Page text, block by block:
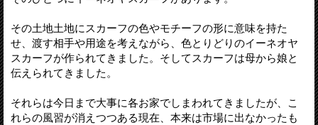
その土地土地にスカーフの色やモチーフの形に意味を持た
せ、渡す相手や用途を考えながら、色とりどりのイーネオヤ
スカーフが作られてきました。そしてスカーフは母から娘と
伝えられてきました。
それらは今日まで大事に各お家でしまわれてきましたが、こ
れらの風習が消えつつある現在、本来は市場に出なかったも